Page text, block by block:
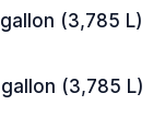
(3,785 L)
(3,785 L)